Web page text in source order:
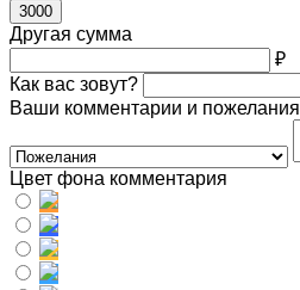
3000
Другая сумма
₽
Как вас зовут?
Ваши комментарии и пожелания
Цвет фона комментария